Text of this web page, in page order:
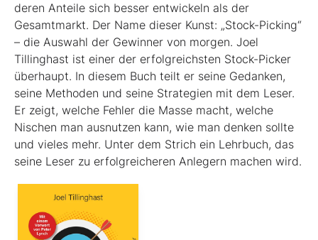
deren Anteile sich besser entwickeln als der
Gesamtmarkt. Der Name dieser Kunst: „Stock-Picking“
– die Auswahl der Gewinner von morgen. Joel
Tillinghast ist einer der erfolgreichsten Stock-Picker
überhaupt. In diesem Buch teilt er seine Gedanken,
seine Methoden und seine Strategien mit dem Leser.
Er zeigt, welche Fehler die Masse macht, welche
Nischen man ausnutzen kann, wie man denken sollte
und vieles mehr. Unter dem Strich ein Lehrbuch, das
seine Leser zu erfolgreicheren Anlegern machen wird.